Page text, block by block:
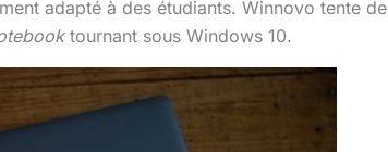
adapté à des étudiants. Winnovo tente de
tournant sous Windows 10.